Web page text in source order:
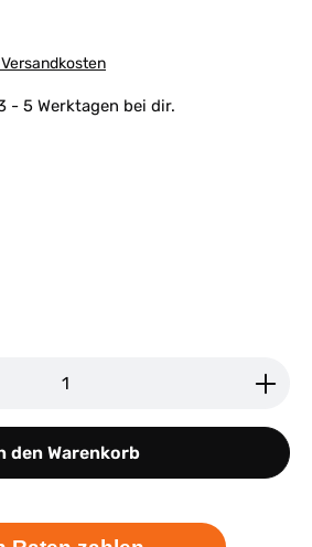
- 5 Werktagen bei dir.
den gewünschten Wert ein
den Warenkorb